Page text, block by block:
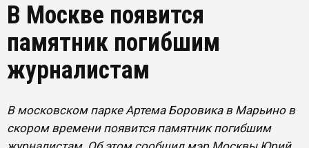
В Москве появится
памятник погибшим
журналистам
В московском парке Артема Боровика в Марьино в
скором времени появится памятник погибшим